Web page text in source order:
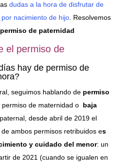
dudas a la hora de disfrutar de
nacimiento de hijo. Resolvemos
de paternidad
el permiso de
hay de permiso de
seguimos hablando de permiso
permiso de maternidad o baja
desde abril de 2019 el
ambos permisos retribuidos es
y cuidado del menor: un
de 2021 (cuando se igualen en